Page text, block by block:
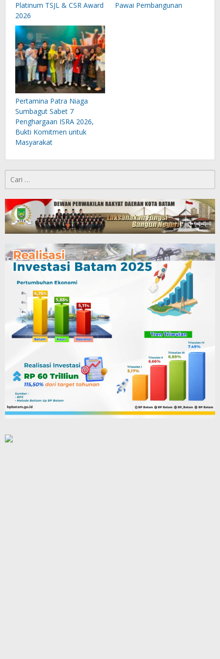
Platinum TSJL & CSR Award
2026
Pawai Pembangunan
Pertamina Patra Niaga
Sumbagut Sabet 7
Penghargaan ISRA 2026,
Bukti Komitmen untuk
Masyarakat
untuk: